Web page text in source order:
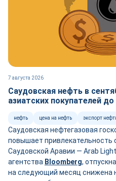
7 августа 2026
Саудовская нефть в
азиатских покупателей
нефть цена на нефть экспорт
Саудовская нефтегазовая
повышает привлекательность
Саудовской Аравии — Arab
агентства Bloomberg,
на следующий месяц снижена